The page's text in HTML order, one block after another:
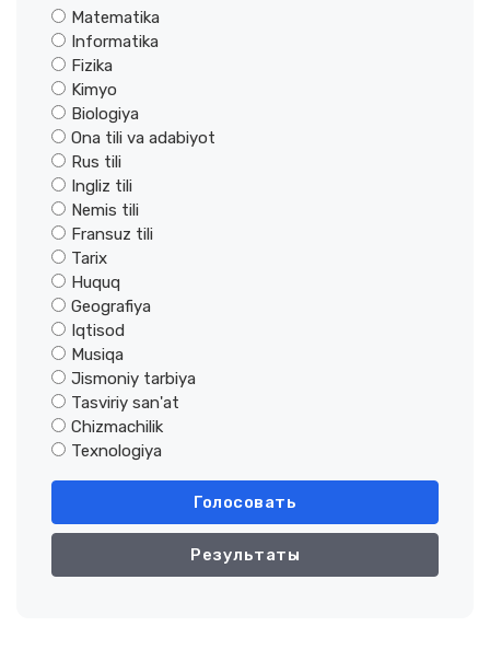
Matematika
Informatika
Fizika
Kimyo
Biologiya
Ona tili va adabiyot
Rus tili
Ingliz tili
Nemis tili
Fransuz tili
Tarix
Huquq
Geografiya
Iqtisod
Musiqa
Jismoniy tarbiya
Tasviriy san'at
Chizmachilik
Texnologiya
Голосовать
Результаты